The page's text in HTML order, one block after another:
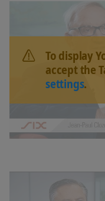
To display
accept the
settings.